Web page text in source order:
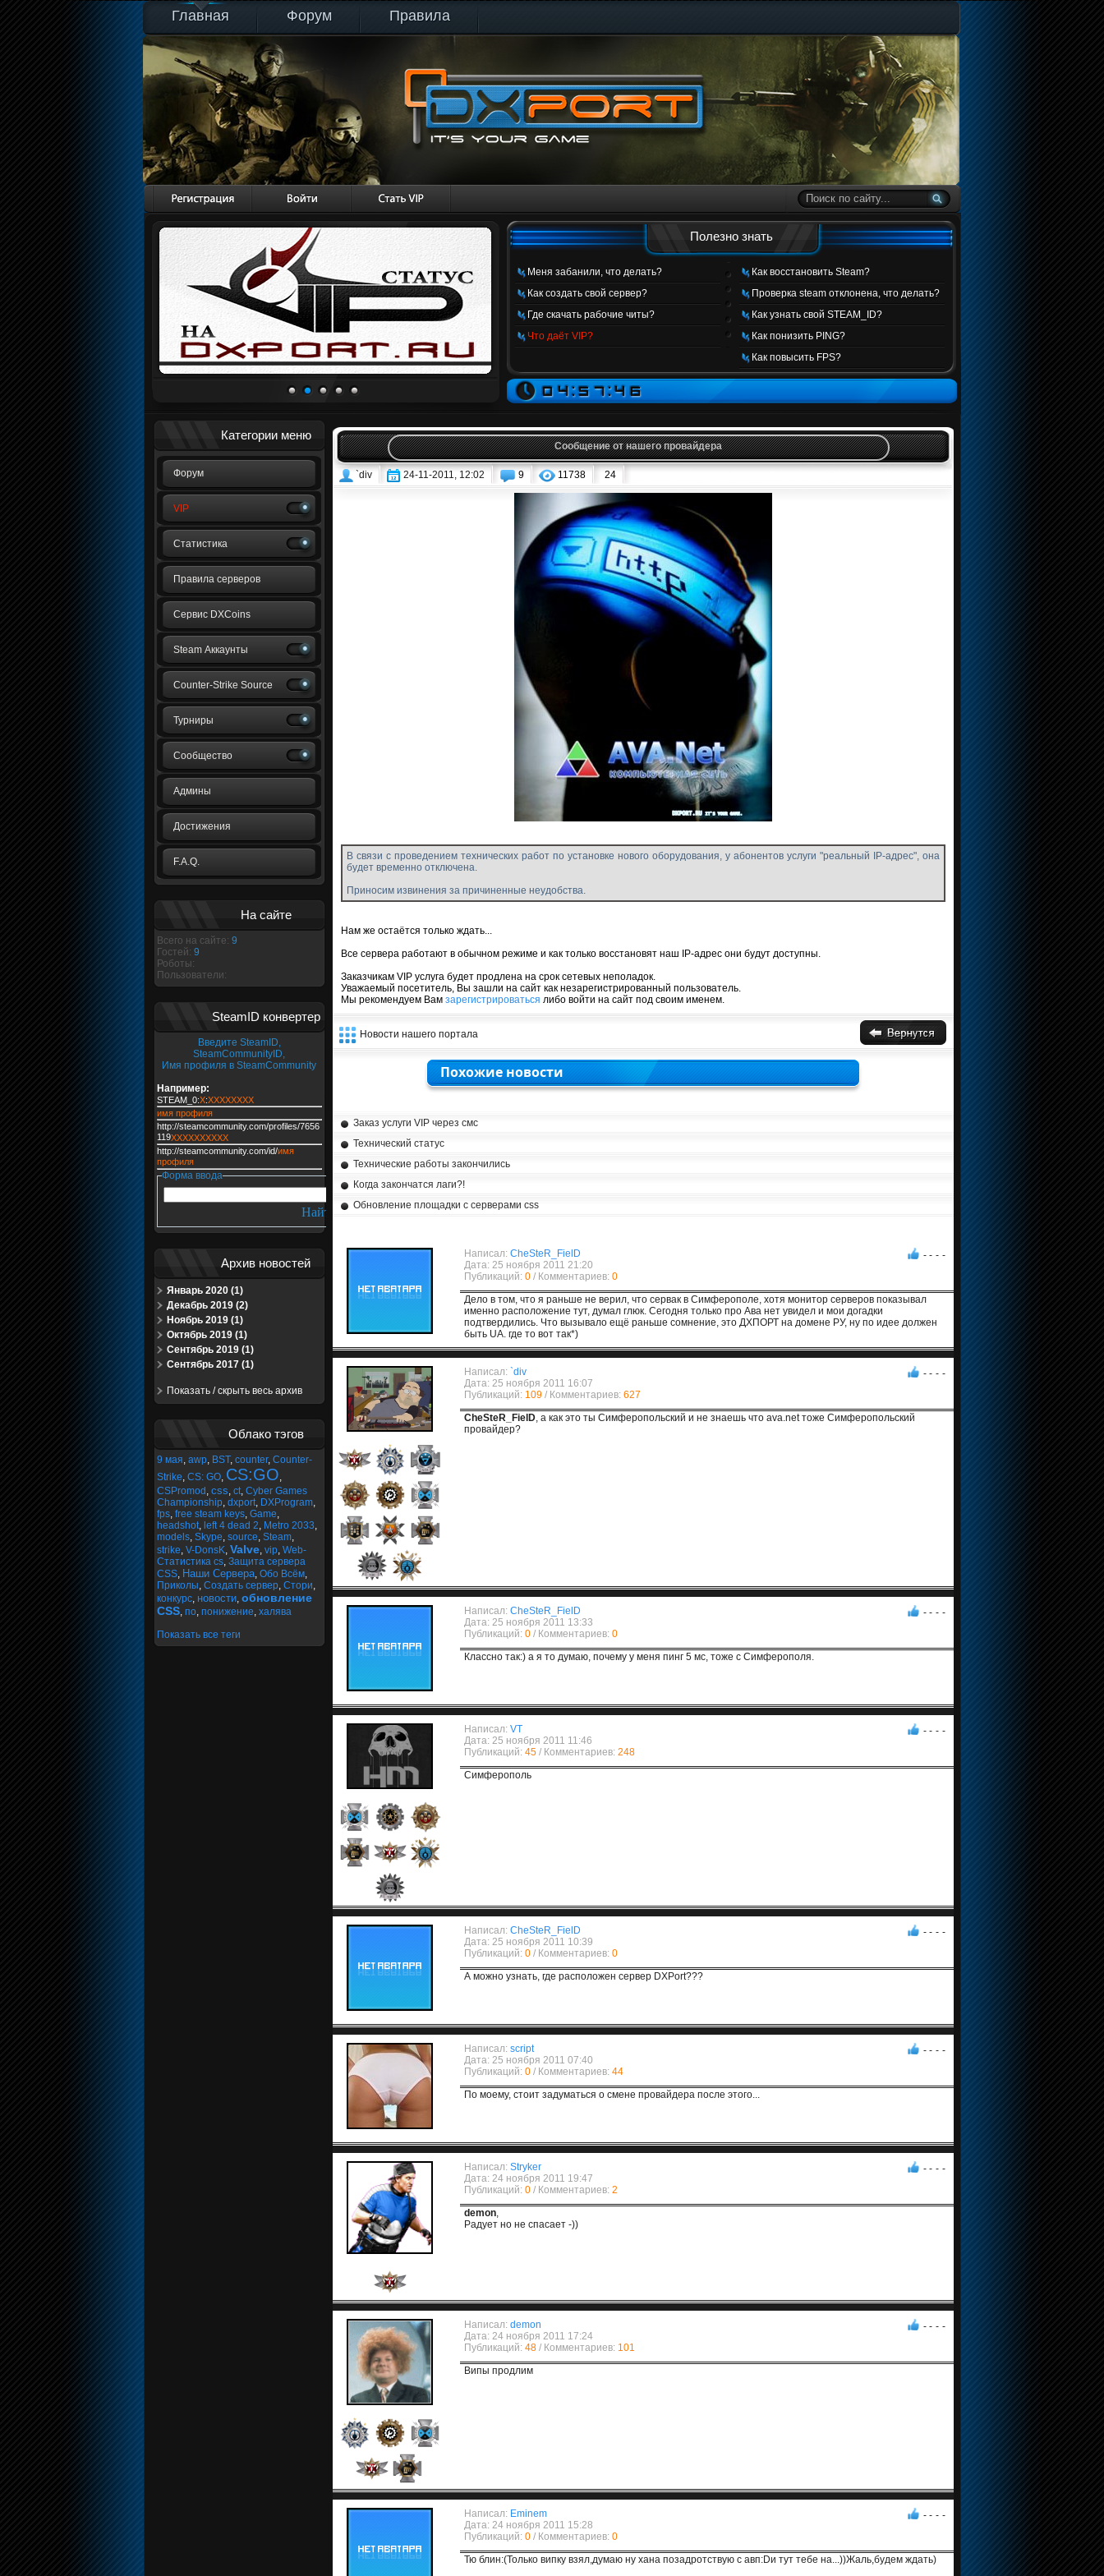
Главная Форум Правила
Полезно знать
Меня забанили, что делать?
Как создать свой сервер?
Где скачать рабочие читы?
Что даёт VIP?
Как восстановить Steam?
Проверка steam отклонена, что делать?
Как узнать свой STEAM_ID?
Как понизить PING?
Как повысить FPS?
Категории меню
Форум
VIP
Статистика
Правила серверов
Сервис DXCoins
Steam Аккаунты
Counter-Strike Source
Турниры
Сообщество
Админы
Достижения
F.A.Q.
На сайте
Всего на сайте: 9
Гостей: 9
Роботы:
Пользователи:
SteamID конвертер
Введите SteamID,
SteamCommunityID,
Имя профиля в SteamCommunity
Например:
STEAM_0:X:XXXXXXXX
имя профиля
http://steamcommunity.com/profiles/7656
119XXXXXXXXXX
http://steamcommunity.com/id/имя
профиля
Форма ввода
Архив новостей
Январь 2020 (1)
Декабрь 2019 (2)
Ноябрь 2019 (1)
Октябрь 2019 (1)
Сентябрь 2019 (1)
Сентябрь 2017 (1)
Показать / скрыть весь архив
Облако тэгов
9 мая, awp, BST, counter, Counter-
Strike, CS: GO, CS:GO,
CSPromod , css, ct, Cyber Games
Championship, dxport, DXProgram,
fps, free steam keys, Game,
headshot, left 4 dead 2, Metro 2033,
models, Skype, source, Steam,
strike, V-DonsK, Valve, vip, Web-
Статистика cs, Защита сервера
CSS, Наши Сервера, Обо Всём,
Приколы, Создать сервер, Стори,
конкурс, новости, обновление
CSS, по, понижение, халява
Показать все теги
Сообщение от нашего провайдера
`div 24-11-2011, 12:02 9 11738 24
В связи с проведением технических работ по установке нового оборудования, у абонентов услуги "реальный IP-адрес", она
будет временно отключена.
Приносим извинения за причиненные неудобства.
Нам же остаётся только ждать...
Все сервера работают в обычном режиме и как только восстановят наш IP-адрес они будут доступны.
Заказчикам VIP услуга будет продлена на срок сетевых неполадок.
Уважаемый посетитель, Вы зашли на сайт как незарегистрированный пользователь.
Мы рекомендуем Вам зарегистрироваться либо войти на сайт под своим именем.
Новости нашего портала
Похожие новости
Заказ услуги VIP через смс
Технический статус
Технические работы закончились
Когда закончатся лаги?!
Обновление площадки с серверами css
Написал: CheSteR_FielD
Дата: 25 ноября 2011 21:20
Публикаций: 0/ Комментариев: 0
- - - -
Дело в том, что я раньше не верил, что сервак в Симферополе, хотя монитор серверов показывал
именно расположение тут, думал глюк. Сегодня только про Ава нет увидел и мои догадки
подтвердились. Что вызывало ещё раньше сомнение, это ДХПОРТ на домене РУ, ну по идее должен
быть UA. где то вот так*)
Написал: `div
Дата: 25 ноября 2011 16:07
Публикаций: 109/ Комментариев: 627
- - - -
CheSteR_FielD, а как это ты Симферопольский и не знаешь что ava.net тоже Симферопольский
провайдер?
Написал: CheSteR_FielD
Дата: 25 ноября 2011 13:33
Публикаций: 0/ Комментариев: 0
- - - -
Классно так:) а я то думаю, почему у меня пинг 5 мс, тоже с Симферополя.
Написал: VT
Дата: 25 ноября 2011 11:46
Публикаций: 45/ Комментариев: 248
- - - -
Симферополь
Написал: CheSteR_FielD
Дата: 25 ноября 2011 10:39
Публикаций: 0/ Комментариев: 0
- - - -
А можно узнать, где расположен сервер DXPort???
Написал: script
Дата: 25 ноября 2011 07:40
Публикаций: 0/ Комментариев: 44
- - - -
По моему, стоит задуматься о смене провайдера после этого...
Написал: Stryker
Дата: 24 ноября 2011 19:47
Публикаций: 0/ Комментариев: 2
- - - -
demon,
Радует но не спасает -))
Написал: demon
Дата: 24 ноября 2011 17:24
Публикаций: 48/ Комментариев: 101
- - - -
Випы продлим
Написал: Eminem
Дата: 24 ноября 2011 15:28
Публикаций: 0/ Комментариев: 0
- - - -
Тю блин:(Только випку взял,думаю ну хана позадротствую с авп:Dи тут тебе на...))Жаль,будем ждать)